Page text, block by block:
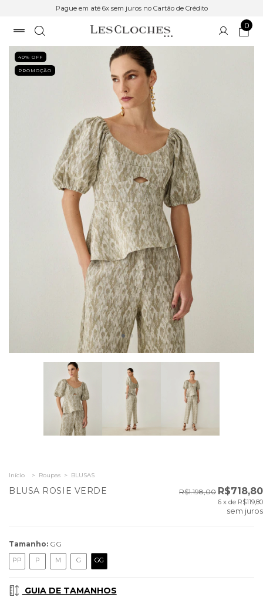
Pague em até 6x sem juros no Cartão de Crédito
0
40% OFF
PROMOÇÃO
Início > Roupas > BLUSAS
BLUSA ROSIE VERDE R$1.198,00 R$718,80
6 x de R$119,80
sem juros
Tamanho: GG
PP P M G GG
GUIA DE TAMANHOS